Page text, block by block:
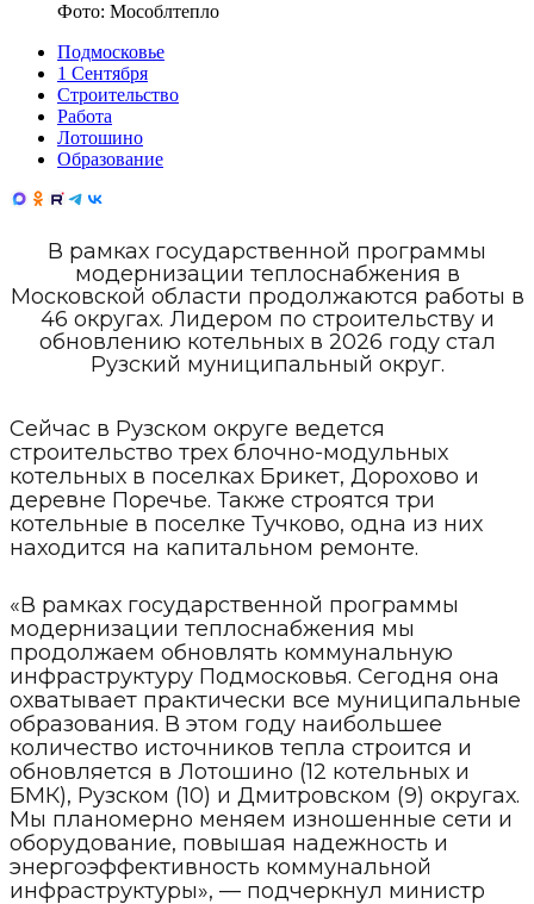
Фото: Мособлтепло
Подмосковье
1 Сентября
Строительство
Работа
Лотошино
Образование
В рамках государственной программы
модернизации теплоснабжения в
Московской области продолжаются работы в
46 округах. Лидером по строительству и
обновлению котельных в 2026 году стал
Рузский муниципальный округ.
Сейчас в Рузском округе ведется
строительство трех блочно-модульных
котельных в поселках Брикет, Дорохово и
деревне Поречье. Также строятся три
котельные в поселке Тучково, одна из них
находится на капитальном ремонте.
«В рамках государственной программы
модернизации теплоснабжения мы
продолжаем обновлять коммунальную
инфраструктуру Подмосковья. Сегодня она
охватывает практически все муниципальные
образования. В этом году наибольшее
количество источников тепла строится и
обновляется в Лотошино (12 котельных и
БМК), Рузском (10) и Дмитровском (9) округах.
Мы планомерно меняем изношенные сети и
оборудование, повышая надежность и
энергоэффективность коммунальной
инфраструктуры», — подчеркнул министр